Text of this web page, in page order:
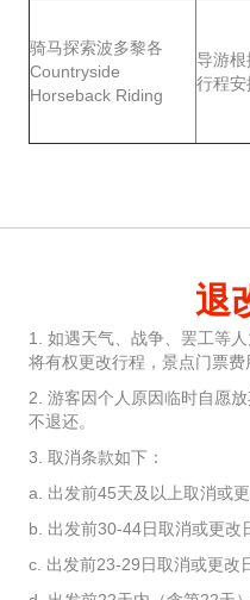
骑马探索波多黎各
Countryside
Horseback Riding
导游根
行程安
退
1. 如遇天气、战争、罢工等
将有权更改行程，景点门票费
2. 游客因个人原因临时自愿
不退还。
3. 取消条款如下：
a. 出发前45天及以上取消或
b. 出发前30-44日取消或更改
c. 出发前23-29日取消或更改